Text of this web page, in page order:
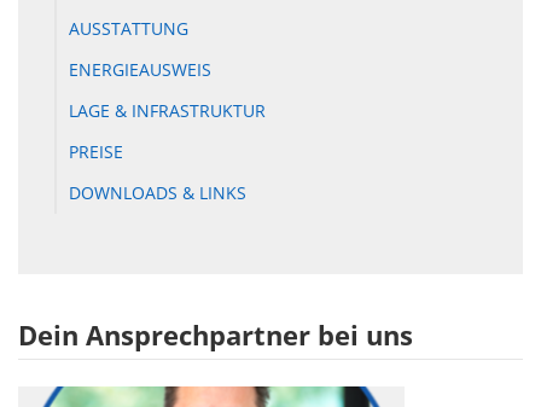
AUSSTATTUNG
ENERGIEAUSWEIS
LAGE & INFRASTRUKTUR
PREISE
DOWNLOADS & LINKS
Dein Ansprechpartner bei uns